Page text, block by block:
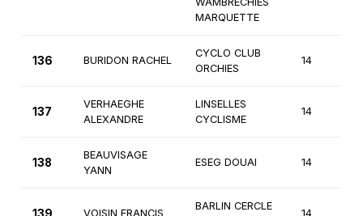
MARQUETTE
136 BURIDON RACHEL
CYCLO CLUB
ORCHIES
14
137
VERHAEGHE
ALEXANDRE
LINSELLES
CYCLISME
14
138
BEAUVISAGE
YANN
ESEG DOUAI 14
VOISIN FRANCIS
BARLIN CERCLE
14